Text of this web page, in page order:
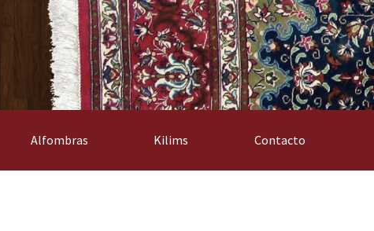
Alfombras Kilims Contacto